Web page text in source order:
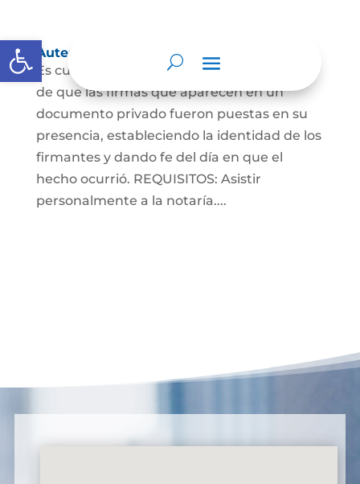
Abrir barra de herramientas
Autenticaciones
Es cuando el notario da testimonio escrito
de que las firmas que aparecen en un
documento privado fueron puestas en su
presencia, estableciendo la identidad de los
firmantes y dando fe del día en que el
hecho ocurrió. REQUISITOS: Asistir
personalmente a la notaría....